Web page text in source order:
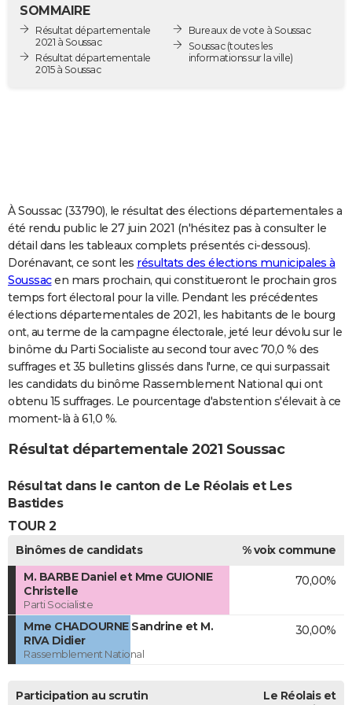
Destinations
City break
Voyage nature
Voyage de noces
Forum
Climat
GUIDES D'ACHAT
COPAINS D'AVANT
S'inscrire
Se connecter
Lycées
Collèges
Primaires
Universités
Entreprises
Service militaire
Avis de recherche
AVIS DE DÉCÈS
FORUM
Bricolage
Lifestyle
Culture
Sport
Auto
Television
Voyage
Cinema
SOMMAIRE
Résultat départementale
2021 à Soussac
Résultat départementale
2015 à Soussac
Bureaux de vote à Soussac
Soussac(toutes les
informations sur la ville)
À Soussac (33790), le résultat des élections départementales a
été rendu public le 27 juin 2021 (n'hésitez pas à consulter le
détail dans les tableaux complets présentés ci-dessous).
Dorénavant, ce sont les résultats des élections municipales à
Soussacen mars prochain, qui constitueront le prochain gros
temps fort électoral pour la ville. Pendant les précédentes
élections départementales de 2021, les habitants de le bourg
ont, au terme de la campagne électorale, jeté leur dévolu sur le
binôme du Parti Socialiste au second tour avec 70,0 % des
suffrages et 35 bulletins glissés dans l'urne, ce qui surpassait
les candidats du binôme Rassemblement National qui ont
obtenu 15 suffrages. Le pourcentage d'abstention s'élevait à ce
moment-là à 61,0 %.
Résultat départementale 2021 Soussac
Résultat dans le canton de Le Réolais et Les
Bastides
TOUR 2
Binômes de candidats
% voix commune
M. BARBE Daniel et Mme GUIONIE
Christelle
Parti Socialiste
70,00%
Mme CHADOURNE Sandrine et M.
RIVA Didier
Rassemblement National
30,00%
Participation au scrutin
Le Réolais et